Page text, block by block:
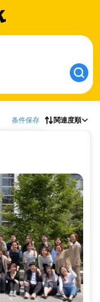
条件保存 関連度順